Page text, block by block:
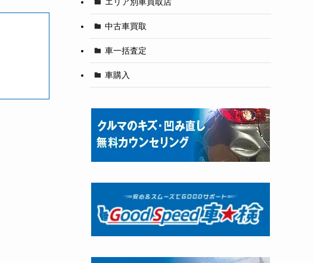
中古車買取
車一括査定
車購入